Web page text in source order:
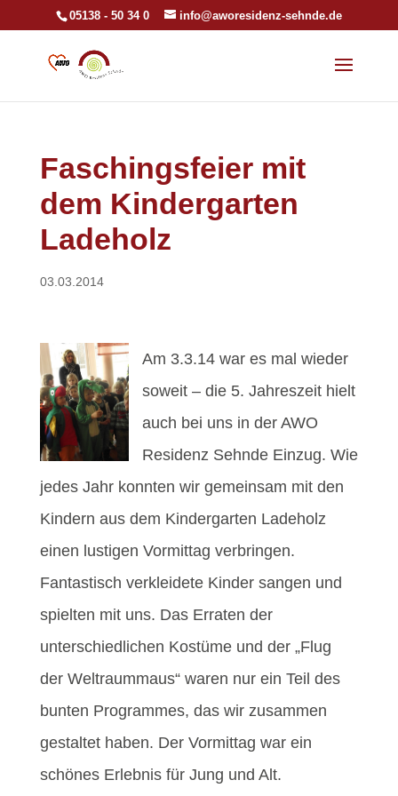
05138 - 50 34 0 info@aworesidenz-sehnde.de
Faschingsfeier mit
dem Kindergarten
Ladeholz
03.03.2014
Am 3.3.14 war es mal wieder
soweit – die 5. Jahreszeit hielt
auch bei uns in der AWO
Residenz Sehnde Einzug. Wie
jedes Jahr konnten wir gemeinsam mit den
Kindern aus dem Kindergarten Ladeholz
einen lustigen Vormittag verbringen.
Fantastisch verkleidete Kinder sangen und
spielten mit uns. Das Erraten der
unterschiedlichen Kostüme und der „Flug
der Weltraummaus“ waren nur ein Teil des
bunten Programmes, das wir zusammen
gestaltet haben. Der Vormittag war ein
schönes Erlebnis für Jung und Alt.